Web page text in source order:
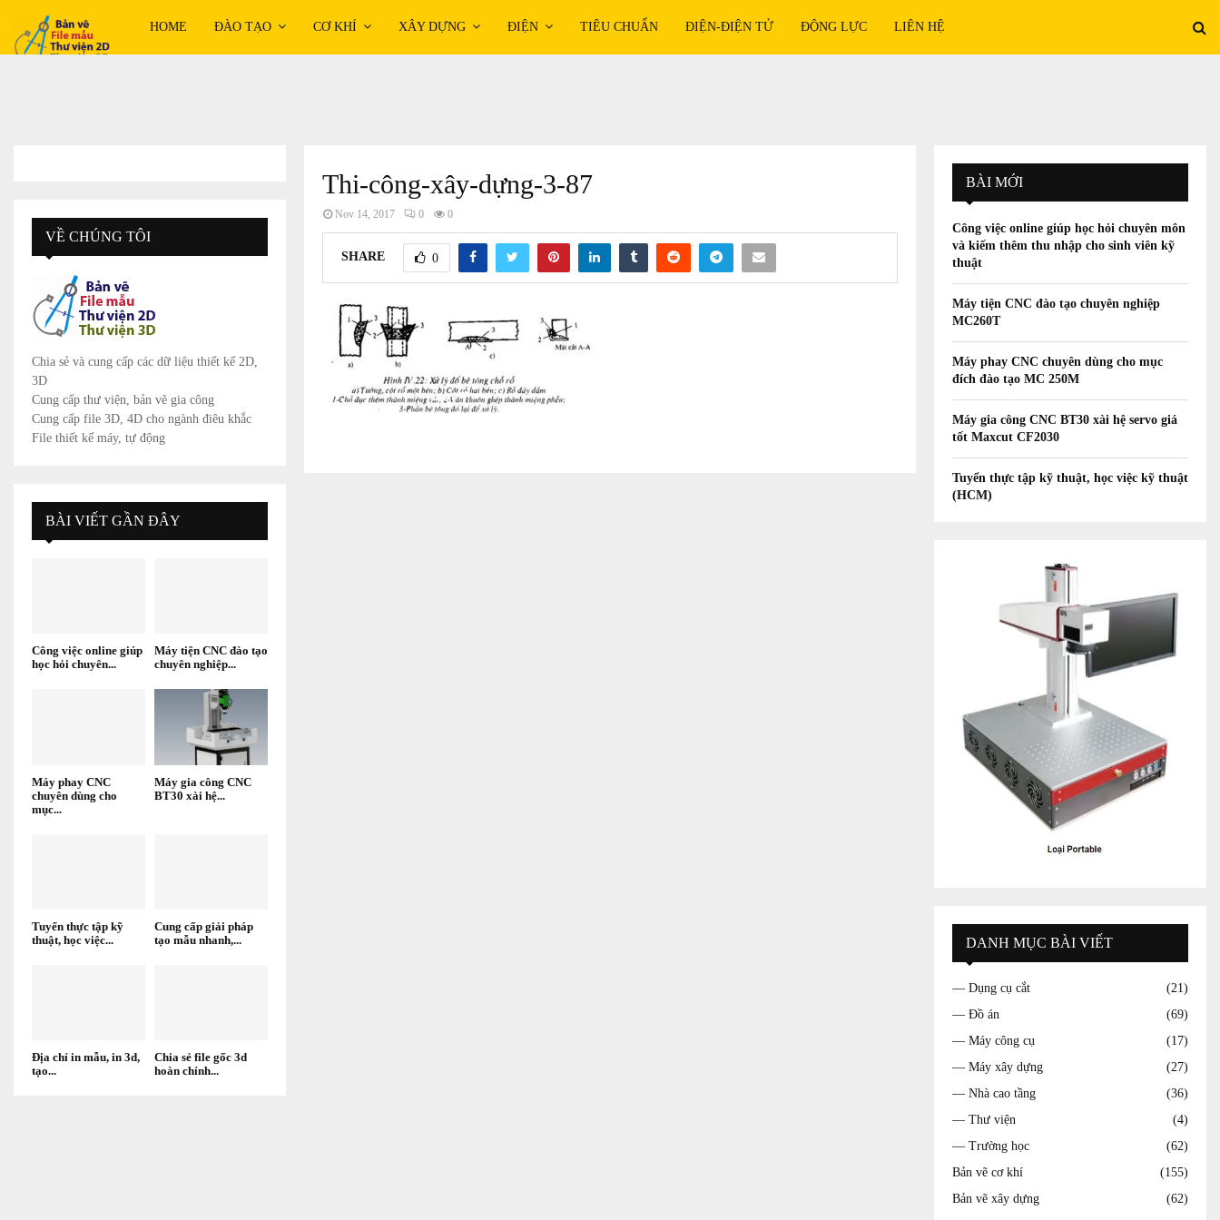
HOME ĐÀO TẠO CƠ KHÍ XÂY DỰNG ĐIỆN TIÊU CHUẨN ĐIỆN-ĐIỆN TỬ ĐỘNG LỰC LIÊN HỆ
Thi-công-xây-dựng-3-87
Nov 14, 2017 0 0
SHARE 0
VỀ CHÚNG TÔI
Chia sẻ và cung cấp các dữ liệu thiết kế 2D,
3D
Cung cấp thư viện, bản vẽ gia công
Cung cấp file 3D, 4D cho ngành điêu khắc
File thiết kế máy, tự động
BÀI VIẾT GẦN ĐÂY
Công việc online giúp
học hỏi chuyên...
Máy tiện CNC đào tạo
chuyên nghiệp...
Máy phay CNC
chuyên dùng cho
mục...
Máy gia công CNC
BT30 xài hệ...
Tuyển thực tập kỹ
thuật, học việc...
Cung cấp giải pháp
tạo mẫu nhanh,...
Địa chỉ in mẫu, in 3d,
tạo...
Chia sẻ file gốc 3d
hoàn chỉnh...
BÀI MỚI
Công việc online giúp học hỏi chuyên môn
và kiếm thêm thu nhập cho sinh viên kỹ
thuật
Máy tiện CNC đào tạo chuyên nghiệp
MC260T
Máy phay CNC chuyên dùng cho mục
đích đào tạo MC 250M
Máy gia công CNC BT30 xài hệ servo giá
tốt Maxcut CF2030
Tuyển thực tập kỹ thuật, học việc kỹ thuật
(HCM)
DANH MỤC BÀI VIẾT
— Dụng cụ cắt
(21)
— Đồ án
(69)
— Máy công cụ
(17)
— Máy xây dựng
(27)
— Nhà cao tầng
(36)
— Thư viện
(4)
— Trường học
(62)
Bản vẽ cơ khí
(155)
Bản vẽ xây dựng
(62)